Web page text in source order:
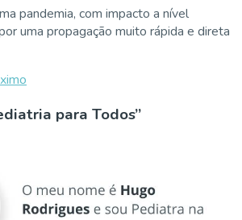
pandemia, com impacto a nível
uma propagação muito rápida e direta
para Todos”